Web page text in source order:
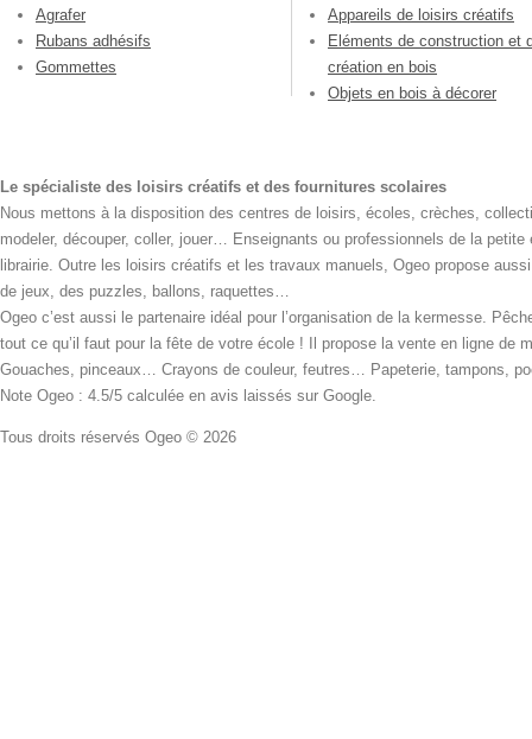
Agrafer
Rubans adhésifs
Gommettes
Appareils de loisirs créatifs
Eléments de construction et
création en bois
Objets en bois à décorer
Le spécialiste des loisirs créatifs et des fournitures scolaires
Nous mettons à la disposition des centres de loisirs, écoles, crèches,
modeler, découper, coller, jouer… Enseignants ou professionnels de la
librairie. Outre les loisirs créatifs et les travaux manuels, Ogeo propose
de jeux, des puzzles, ballons, raquettes…
Ogeo c’est aussi le partenaire idéal pour l’organisation de la kermesse.
tout ce qu’il faut pour la fête de votre école ! Il propose la vente en ligne
Gouaches, pinceaux… Crayons de couleur, feutres… Papeterie, tampons,
Note Ogeo : 4.5/5 calculée en avis laissés sur Google.
Tous droits réservés Ogeo © 2026